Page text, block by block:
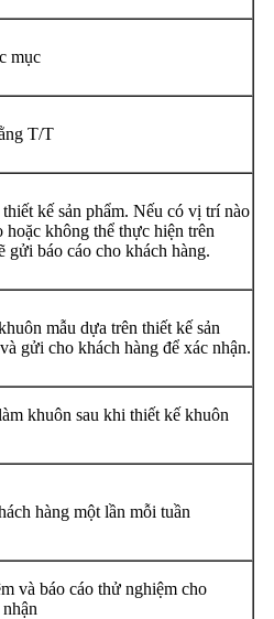
mục
T/T
kế sản phẩm. Nếu có vị trí nào
hoặc không thể thực hiện trên
gửi báo cáo cho khách hàng.
mẫu dựa trên thiết kế sản
gửi cho khách hàng để xác nhận.
khuôn sau khi thiết kế khuôn
hàng một lần mỗi tuần
và báo cáo thử nghiệm cho